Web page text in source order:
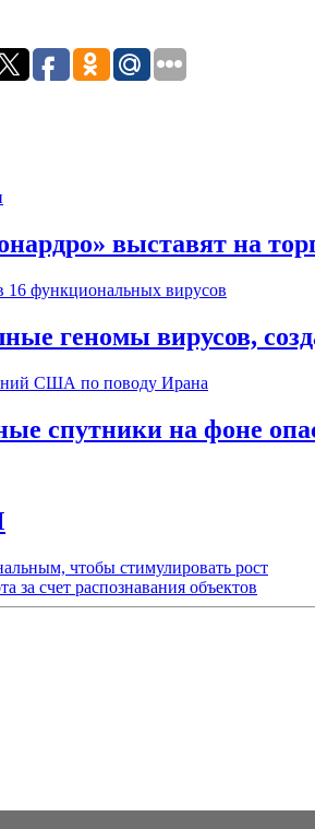
выставят на
геномы вирусов,
спутники на фоне
чтобы стимулировать рост
за счет распознавания объектов